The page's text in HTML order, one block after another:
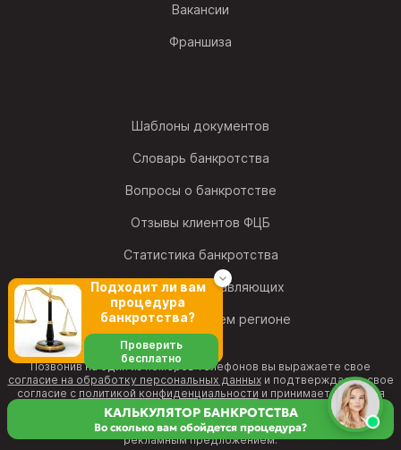
Вакансии
Франшиза
Шаблоны документов
Словарь банкротства
Вопросы о банкротстве
Отзывы клиентов ФЦБ
Статистика банкротства
Рейтинг фин. управляющих
Найти офис в своем регионе
Позвонив на один из номеров телефонов вы выражаете свое
согласие на обработку персональных данныхи подтверждаете свое
согласие с политикой конфиденциальности и принимаете условия
Пользовательского соглашения.
Информация на веб-странице не является публичной офертой и
рекламным предложением.
КАЛЬКУЛЯТОР БАНКРОТСТВА
Во сколько вам обойдется процедура?
Подходит ли вам
процедура
банкротства?
Проверить
бесплатно